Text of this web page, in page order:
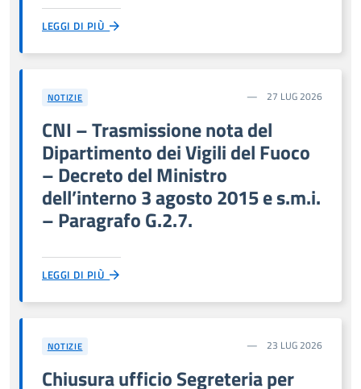
LEGGI DI PIÙ
NOTIZIE 27 LUG 2026
CNI – Trasmissione nota del
Dipartimento dei Vigili del Fuoco
– Decreto del Ministro
dell’interno 3 agosto 2015 e s.m.i.
– Paragrafo G.2.7.
LEGGI DI PIÙ
NOTIZIE 23 LUG 2026
Chiusura ufficio Segreteria per